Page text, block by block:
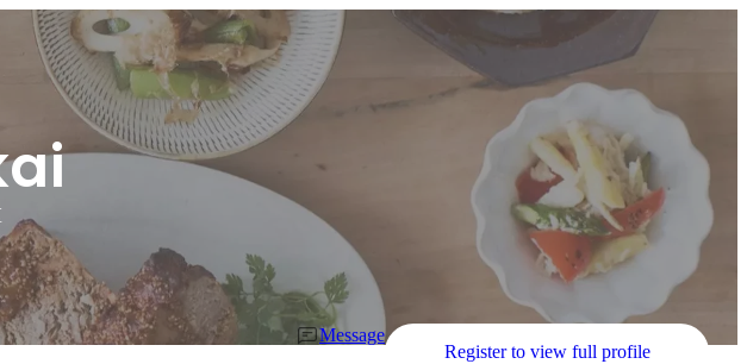
Message
Register to view full profile